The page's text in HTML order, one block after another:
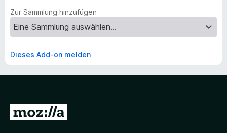
Zur Sammlung hinzufügen
Dieses Add-on melden
Z